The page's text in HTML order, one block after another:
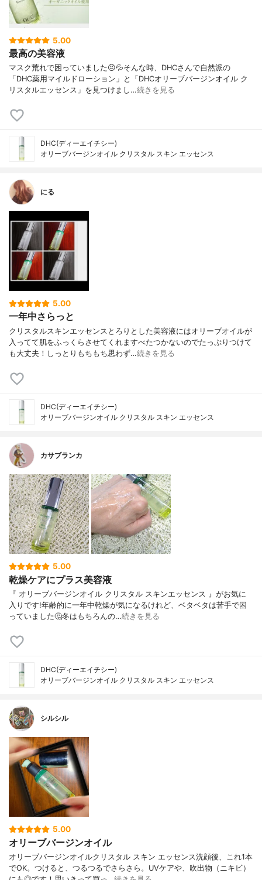
5.00
最高の美容液
マスク荒れで困っていました😣💦そんな時、DHCさんで自然派の
「DHC薬用マイルドローション」と「DHCオリーブバージンオイル ク
リスタルエッセンス」を見つけまし…続きを見る
DHC(ディーエイチシー)
オリーブバージンオイル クリスタル スキン エッセンス
にる
5.00
一年中さらっと
クリスタルスキンエッセンスとろりとした美容液にはオリーブオイルが
入ってて肌をふっくらさせてくれますべたつかないのでたっぷりつけて
も大丈夫！しっとりもちもち思わず…続きを見る
DHC(ディーエイチシー)
オリーブバージンオイル クリスタル スキン エッセンス
カサブランカ
5.00
乾燥ケアにプラス美容液
『 オリーブバージンオイル クリスタル スキンエッセンス 』がお気に
入りです!年齢的に一年中乾燥が気になるけれど、ベタベタは苦手で困
っていました🤔冬はもちろんの…続きを見る
DHC(ディーエイチシー)
オリーブバージンオイル クリスタル スキン エッセンス
シルシル
5.00
オリーブバージンオイル
オリーブバージンオイルクリスタル スキン エッセンス洗顔後、これ1本
でOK。つけると、つるつるでさらさら。UVケアや、吹出物（ニキビ）